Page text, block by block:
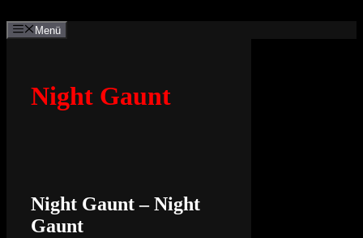
Inhalt
springen
Menü
Night Gaunt
Night Gaunt – Night
Gaunt